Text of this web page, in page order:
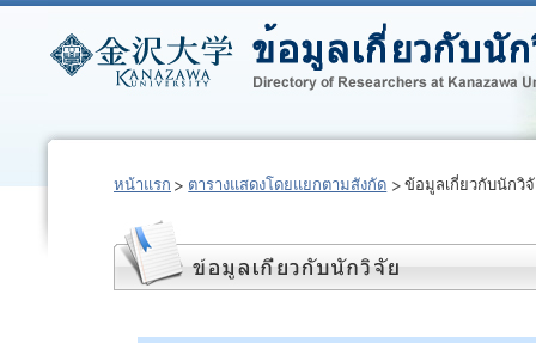
หน้าแรก ตารางแสดงโดยแยกตามสังกัด ข้อมูลเกี่ยวกับนักวิ